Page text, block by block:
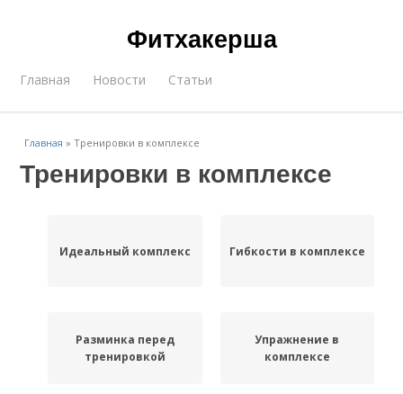
Фитхакерша
Главная Новости Статьи
Главная »Тренировки в комплексе
Тренировки в комплексе
Идеальный комплекс Гибкости в комплексе
Разминка перед
тренировкой
Упражнение в
комплексе